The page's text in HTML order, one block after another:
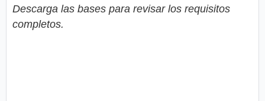
Descarga las bases para revisar los requisitos
completos.